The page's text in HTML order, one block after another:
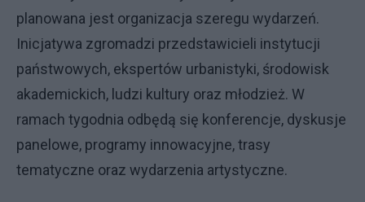
planowana jest organizacja szeregu wydarzeń.
Inicjatywa zgromadzi przedstawicieli instytucji
państwowych, ekspertów urbanistyki, środowisk
akademickich, ludzi kultury oraz młodzież. W
ramach tygodnia odbędą się konferencje, dyskusje
panelowe, programy innowacyjne, trasy
tematyczne oraz wydarzenia artystyczne.